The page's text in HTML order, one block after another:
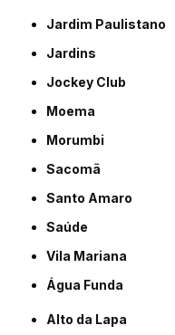
Jardim Paulistano
Jardins
Jockey Club
Moema
Morumbi
Sacomã
Santo Amaro
Saúde
Vila Mariana
Água Funda
Alto da Lapa